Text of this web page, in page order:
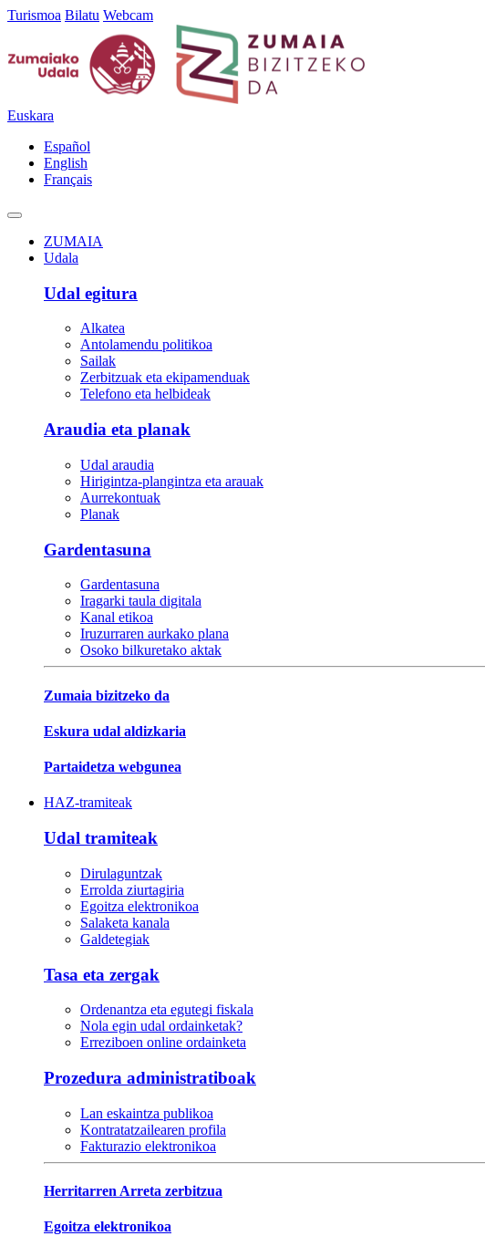
Turismoa Bilatu Webcam
Euskara
Español
English
Français
ZUMAIA
Udala
Udal egitura
Alkatea
Antolamendu politikoa
Sailak
Zerbitzuak eta ekipamenduak
Telefono eta helbideak
Araudia eta planak
Udal araudia
Hirigintza-plangintza eta arauak
Aurrekontuak
Planak
Gardentasuna
Gardentasuna
Iragarki taula digitala
Kanal etikoa
Iruzurraren aurkako plana
Osoko bilkuretako aktak
Zumaia bizitzeko da
Eskura udal aldizkaria
Partaidetza webgunea
HAZ-tramiteak
Udal tramiteak
Dirulaguntzak
Errolda ziurtagiria
Egoitza elektronikoa
Salaketa kanala
Galdetegiak
Tasa eta zergak
Ordenantza eta egutegi fiskala
Nola egin udal ordainketak?
Erreziboen online ordainketa
Prozedura administratiboak
Lan eskaintza publikoa
Kontratatzailearen profila
Fakturazio elektronikoa
Herritarren Arreta zerbitzua
Egoitza elektronikoa